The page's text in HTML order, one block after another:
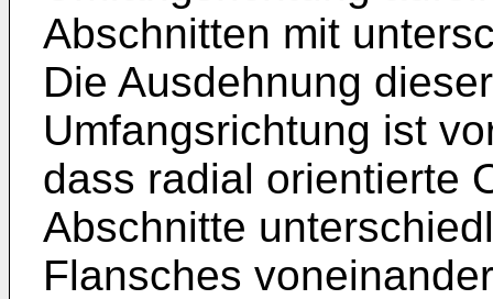
Abschnitten mit
Die Ausdehnung
Umfangsrichtung ist
dass radial orientierte
Abschnitte
Flansches